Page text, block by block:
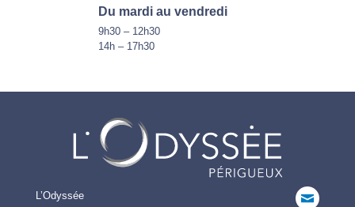
Du mardi au vendredi
9h30 – 12h30
14h – 17h30
L’Odyssée